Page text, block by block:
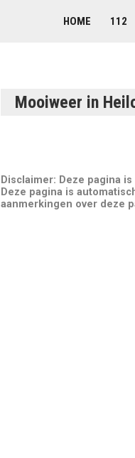
HOME 112
Mooiweer in
Disclaimer: Deze pagina
Deze pagina is
aanmerkingen over deze